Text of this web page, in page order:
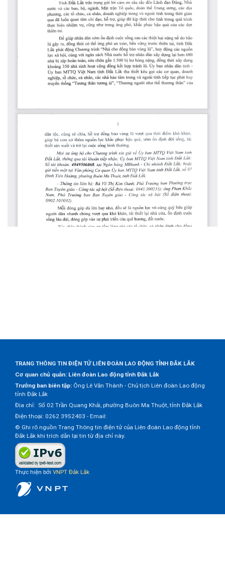
TRANG THÔNG TIN ĐIỆN TỬ LIÊN ĐOÀN LAO ĐỘNG TỈNH ĐẮK LẮK
Cơ quan chủ quản: Liên đoàn Lao động tỉnh Đắk Lắk
Trưởng ban biên tập: Ông Lê Văn Thành - Chủ tịch Liên đoàn Lao động
tỉnh Đắk Lắk
Địa chỉ: Số 02 Trần Quang Khải, phường Buôn Ma Thuột, tỉnh Đắk Lắk
Điện thoại: 0262 3952403 - Email:
© Ghi rõ nguồn Trang Thông tin điện tử của Liên đoàn Lao động tỉnh
Đắk Lắk khi trích dẫn lại tin từ địa chỉ này.
Thực hiện bởi VNPT Đắk Lắk